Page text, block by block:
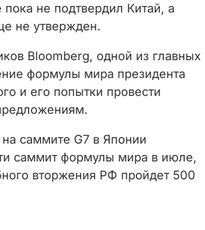
i
d
e
o
не подтвердил Китай, а
не утвержден.
Bloomberg, одной из главных
формулы мира президента
и его попытки провести
саммите G7 в Японии
саммит формулы мира в июле,
вторжения РФ пройдет 500